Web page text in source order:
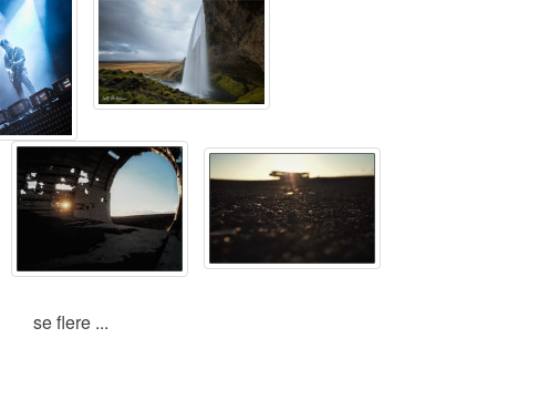
se flere ...